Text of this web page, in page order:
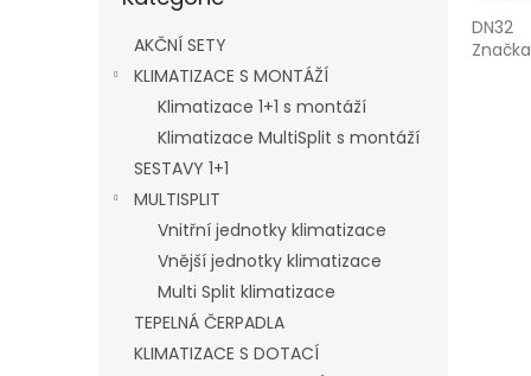
AKČNÍ SETY
KLIMATIZACE S MONTÁŽÍ
Klimatizace 1+1 s montáží
Klimatizace MultiSplit s montáží
SESTAVY 1+1
MULTISPLIT
Vnitřní jednotky klimatizace
Vnější jednotky klimatizace
Multi Split klimatizace
TEPELNÁ ČERPADLA
KLIMATIZACE S DOTACÍ
DN32